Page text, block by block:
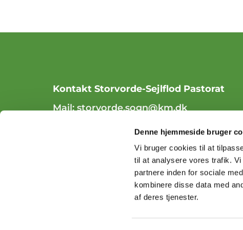
Denne hjemmeside bruger
Vi bruger cookies til at
til at analysere vores trafik.
partnere inden for sociale
kombinere disse data med
af deres tjenester.
Kontakt Storvorde-Sejlflod Pastorat
Mail:storvorde.sogn@km.dk